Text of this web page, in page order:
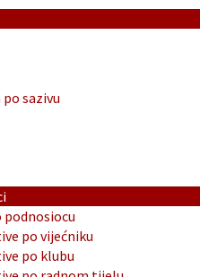
sazivu
po vijećniku
po klubu